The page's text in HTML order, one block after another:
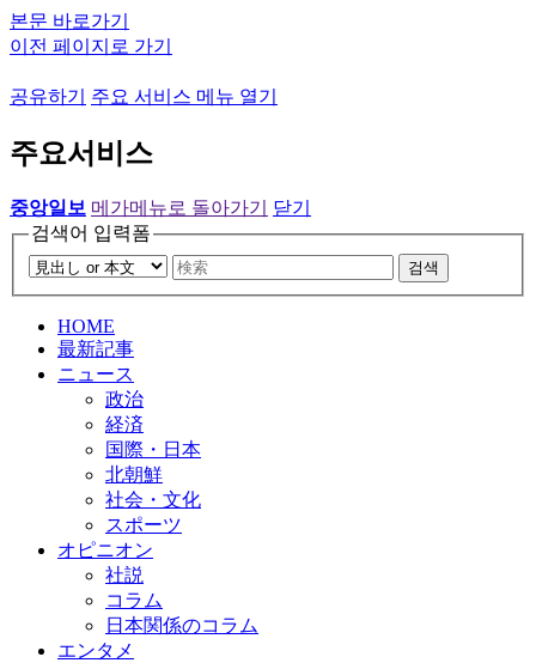
본문 바로가기
이전 페이지로 가기
공유하기 주요 서비스 메뉴 열기
주요서비스
중앙일보 메가메뉴로 돌아가기
닫기
검색어 입력폼
검색
HOME
最新記事
ニュース
政治
経済
国際・日本
北朝鮮
社会・文化
スポーツ
オピニオン
社説
コラム
日本関係のコラム
エンタメ